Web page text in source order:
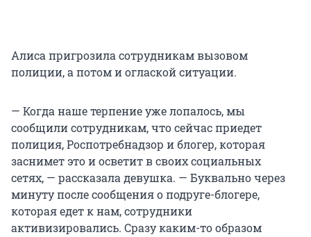
Алиса пригрозила сотрудникам вызовом
полиции, а потом и оглаской ситуации.
— Когда наше терпение уже лопалось, мы
сообщили сотрудникам, что сейчас приедет
полиция, Роспотребнадзор и блогер, которая
заснимет это и осветит в своих социальных
сетях, — рассказала девушка. — Буквально через
минуту после сообщения о подруге-блогере,
которая едет к нам, сотрудники
активизировались. Сразу каким-то образом